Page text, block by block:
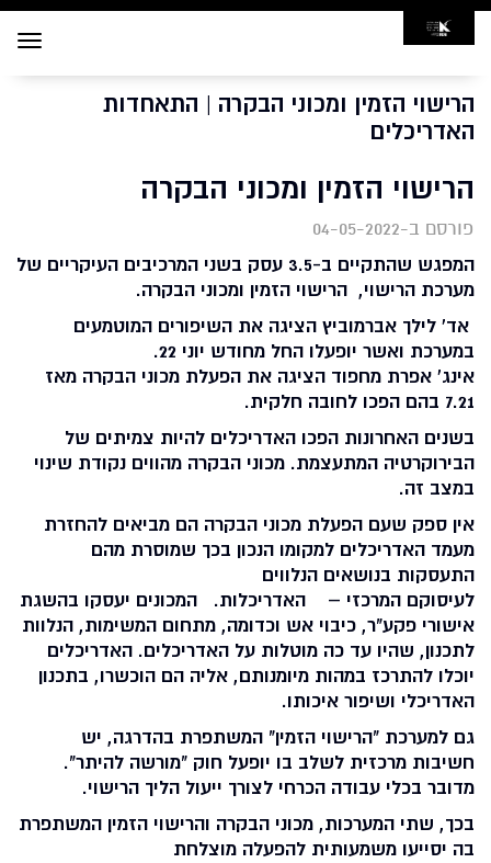
Toggle
הרישוי הזמין ומכוני הבקרה | התאחדות
האדריכלים
הרישוי הזמין ומכוני הבקרה
פורסם ב-04-05-2022
המפגש שהתקיים ב-3.5 עסק בשני המרכיבים העיקריים של
מערכת הרישוי, הרישוי הזמין ומכוני הבקרה.
אד' לילך אברמוביץ הציגה את השיפורים המוטמעים
במערכת ואשר יופעלו החל מחודש יוני 22.
אינג' אפרת מחפוד הציגה את הפעלת מכוני הבקרה מאז
7.21 בהם הפכו לחובה חלקית.
בשנים האחרונות הפכו האדריכלים להיות צמיתים של
הבירוקרטיה המתעצמת. מכוני הבקרה מהווים נקודת שינוי
במצב זה.
אין ספק שעם הפעלת מכוני הבקרה הם מביאים להחזרת
מעמד האדריכלים למקומו הנכון בכך שמוסרת מהם
התעסקות בנושאים הנלווים
לעיסוקם המרכזי – האדריכלות. המכונים יעסקו בהשגת
אישורי פקע"ר, כיבוי אש וכדומה, מתחום המשימות, הנלוות
לתכנון, שהיו עד כה מוטלות על האדריכלים. האדריכלים
יוכלו להתרכז במהות מיומנותם, אליה הם הוכשרו, בתכנון
האדריכלי ושיפור איכותו.
גם למערכת "הרישוי הזמין" המשתפרת בהדרגה, יש
חשיבות מרכזית לשלב בו יופעל חוק "מורשה להיתר".
מדובר בכלי עבודה הכרחי לצורך ייעול הליך הרישוי.
בכך, שתי המערכות, מכוני הבקרה והרישוי הזמין המשתפרת
בה יסייעו משמעותית להפעלה מוצלחת